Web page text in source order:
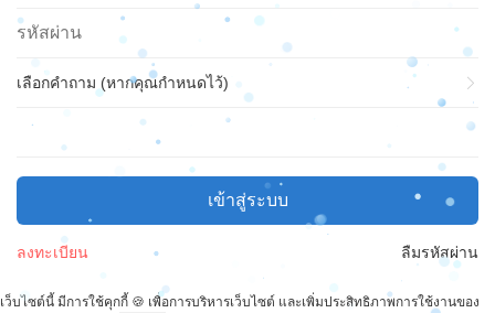
เลือกคำถาม (หากคุณกำหนดไว้)
เข้าสู่ระบบ
ลืมรหัสผ่าน
ลงทะเบียน
เว็บไซต์นี้ มีการใช้คุกกี้ 🍪 เพื่อการบริหารเว็บไซต์ และเพิ่มประสิทธิภาพการใช้งานของ